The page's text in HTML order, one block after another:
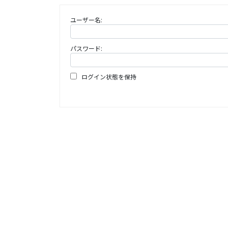
ユーザー名:
パスワード:
ログイン状態を保持